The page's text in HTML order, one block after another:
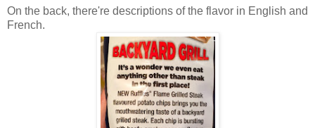
On the back, there're descriptions of the flavor in English and
French.